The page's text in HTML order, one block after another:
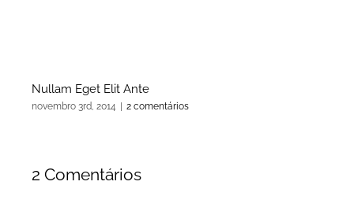
Nullam Eget Elit Ante
novembro 3rd, 2014 2 comentários
2 Comentários